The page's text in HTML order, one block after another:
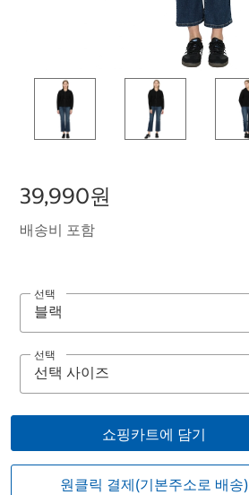
39,990원
배송비 포함
선택
선택
쇼핑카트에 담기
원클릭 결제(기본주소로 배송)